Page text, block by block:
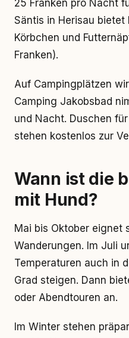
25 Franken pro Nacht
Säntis in Herisau bietet
Körbchen und
Franken).
Auf Campingplätzen
Camping Jakobsbad
und Nacht. Duschen
stehen kostenlos zur
Wann ist die
mit Hund?
Mai bis Oktober eignet
Wanderungen. Im Juli
Temperaturen auch in
Grad steigen. Dann
oder Abendtouren an.
Im Winter stehen